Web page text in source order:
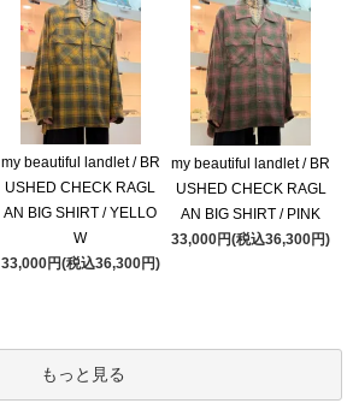
my beautiful landlet / BR
USHED CHECK RAGL
AN BIG SHIRT / YELLO
W
33,000円(税込36,300円)
my beautiful landlet / BR
USHED CHECK RAGL
AN BIG SHIRT / PINK
33,000円(税込36,300円)
もっと見る